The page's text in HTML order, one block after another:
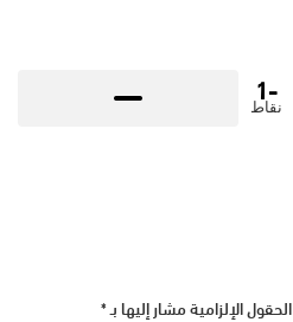
-1
نقاط
الحقول الإلزامية مشار إليها بـ*